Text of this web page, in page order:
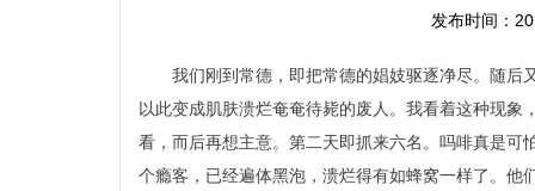
发布时间：
我们刚到常德，即把常德的娼妓驱逐净尽。随后
以此变成肌肤溃烂奄奄待毙的废人。我看着这种现
看，而后再想主意。第二天即抓来六名。吗啡真是
个瘾客，已经遍体黑泡，溃烂得有如蜂窝一样了。